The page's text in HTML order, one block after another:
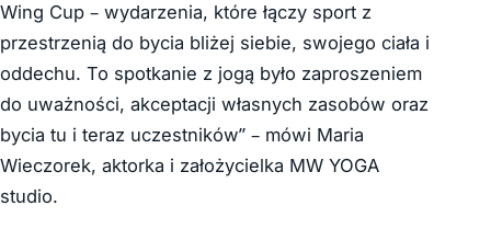
Wing Cup – wydarzenia, które łączy sport z
przestrzenią do bycia bliżej siebie, swojego ciała i
oddechu. To spotkanie z jogą było zaproszeniem
do uważności, akceptacji własnych zasobów oraz
bycia tu i teraz uczestników” – mówi Maria
Wieczorek, aktorka i założycielka MW YOGA
studio.